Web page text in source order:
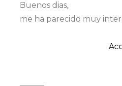
Buenos dias,
me ha parecido muy